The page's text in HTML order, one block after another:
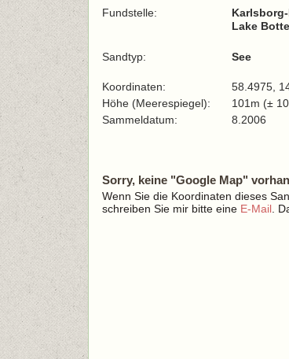
Fundstelle:
Lake
Sandtyp: See
Koordinaten:
58.4975,
Höhe (Meerespiegel):
101m (±
Sammeldatum:
8.2006
Sorry, keine "Google Map"
Wenn Sie die Koordinaten dieses
schreiben Sie mir bitte eine E-Mail .